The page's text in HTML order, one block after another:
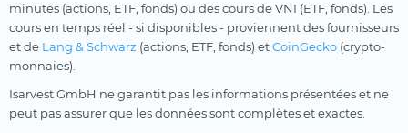
minutes (actions, ETF, fonds) ou des cours de VNI (ETF, fonds). Les
cours en temps réel - si disponibles - proviennent des fournisseurs
et de Lang & Schwarz (actions, ETF, fonds) etCoinGecko (crypto-
monnaies).
Isarvest GmbH ne garantit pas les informations présentées et ne
peut pas assurer que les données sont complètes et exactes.